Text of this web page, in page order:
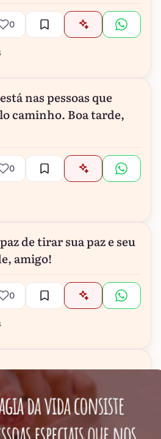
0
nas pessoas que
caminho. Boa tarde,
0
de tirar sua paz e seu
amigo!
0